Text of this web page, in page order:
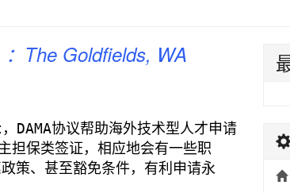
The Goldfields, WA
协议帮助海外技术型人才申请
保类签证，相应地会有一些职
策、甚至豁免条件，有利申请永